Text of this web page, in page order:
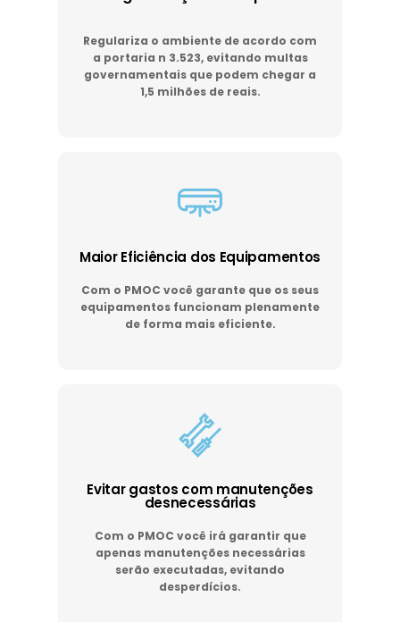
Regulariza o ambiente de acordo com
a portaria n 3.523, evitando multas
governamentais que podem chegar a
1,5 milhões de reais.
Maior Eficiência dos Equipamentos
Com o PMOC você garante que os seus
equipamentos funcionam plenamente
de forma mais eficiente.
Evitar gastos com manutenções
desnecessárias
Com o PMOC você irá garantir que
apenas manutenções necessárias
serão executadas, evitando
desperdícios.